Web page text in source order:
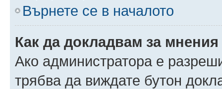
Върнете се в началото
Как да докладвам за
Ако администратора е
трябва да виждате бутон